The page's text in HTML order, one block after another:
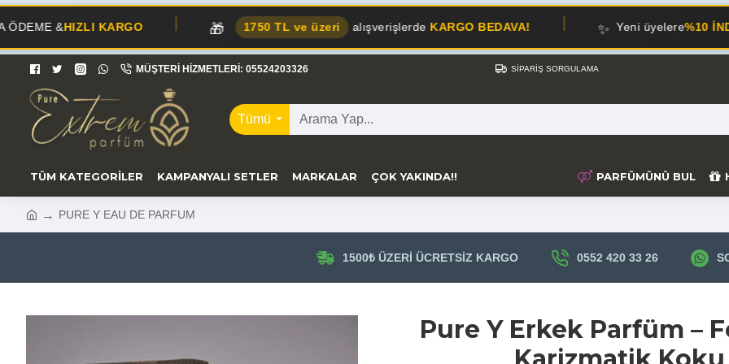
KARGO 🎁 1750 TL ve üzeri alışverişlerde KARGO BEDAVA! ✨ Yeni üyelere%10 İNDİRİM!
MÜŞTERI HIZMETLERI: 05524203326 SIPARIŞ SORGULAMA
Tümü
TÜM KATEGORILER KAMPANYALI SETLER MARKALAR ÇOK YAKINDA!! PARFÜMÜNÜ BUL
PURE Y EAU DE PARFUM
1500₺ ÜZERI ÜCRETSIZ KARGO 0552 420 33 26
Pure Y Erkek Parfüm –